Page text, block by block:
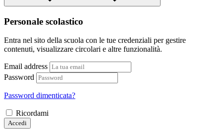
Personale scolastico
Entra nel sito della scuola con le tue credenziali per gestire
contenuti, visualizzare circolari e altre funzionalità.
Email address
Password
Password dimenticata?
Ricordami
Accedi